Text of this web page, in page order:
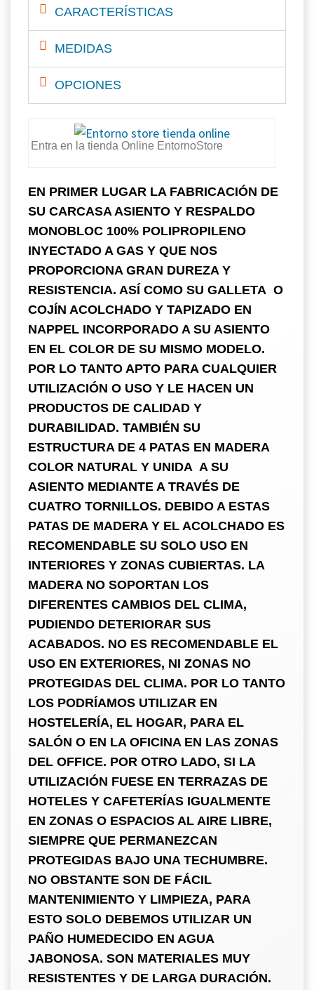
CARACTERÍSTICAS
MEDIDAS
OPCIONES
Entra en la tienda Online EntornoStore
EN PRIMER LUGAR LA FABRICACIÓN DE
SU CARCASA ASIENTO Y RESPALDO
MONOBLOC 100% POLIPROPILENO
INYECTADO A GAS Y QUE NOS
PROPORCIONA GRAN DUREZA Y
RESISTENCIA. ASÍ COMO SU GALLETA O
COJÍN ACOLCHADO Y TAPIZADO EN
NAPPEL INCORPORADO A SU ASIENTO
EN EL COLOR DE SU MISMO MODELO.
POR LO TANTO APTO PARA CUALQUIER
UTILIZACIÓN O USO Y LE HACEN UN
PRODUCTOS DE CALIDAD Y
DURABILIDAD. TAMBIÉN SU
ESTRUCTURA DE 4 PATAS EN MADERA
COLOR NATURAL Y UNIDA A SU
ASIENTO MEDIANTE A TRAVÉS DE
CUATRO TORNILLOS. DEBIDO A ESTAS
PATAS DE MADERA Y EL ACOLCHADO ES
RECOMENDABLE SU SOLO USO EN
INTERIORES Y ZONAS CUBIERTAS. LA
MADERA NO SOPORTAN LOS
DIFERENTES CAMBIOS DEL CLIMA,
PUDIENDO DETERIORAR SUS
ACABADOS. NO ES RECOMENDABLE EL
USO EN EXTERIORES, NI ZONAS NO
PROTEGIDAS DEL CLIMA. POR LO TANTO
LOS PODRÍAMOS UTILIZAR EN
HOSTELERÍA, EL HOGAR, PARA EL
SALÓN O EN LA OFICINA EN LAS ZONAS
DEL OFFICE. POR OTRO LADO, SI LA
UTILIZACIÓN FUESE EN TERRAZAS DE
HOTELES Y CAFETERÍAS IGUALMENTE
EN ZONAS O ESPACIOS AL AIRE LIBRE,
SIEMPRE QUE PERMANEZCAN
PROTEGIDAS BAJO UNA TECHUMBRE.
NO OBSTANTE SON DE FÁCIL
MANTENIMIENTO Y LIMPIEZA, PARA
ESTO SOLO DEBEMOS UTILIZAR UN
PAÑO HUMEDECIDO EN AGUA
JABONOSA. SON MATERIALES MUY
RESISTENTES Y DE LARGA DURACIÓN.